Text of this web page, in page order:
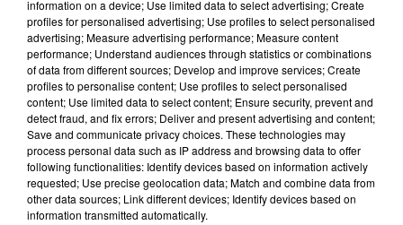
3h26
3h26
AMIR FEAT. INDILA
Carrousel
3h22
3h22
BRUNO MARS
information on a device; Use limited data to select advertising; Create
profiles for personalised advertising; Use profiles to select personalised
advertising; Measure advertising performance; Measure content
performance; Understand audiences through statistics or combinations
of data from different sources; Develop and improve services; Create
profiles to personalise content; Use profiles to select personalised
content; Use limited data to select content; Ensure security, prevent and
detect fraud, and fix errors; Deliver and present advertising and content;
Save and communicate privacy choices. These technologies may
process personal data such as IP address and browsing data to offer
following functionalities: Identify devices based on information actively
requested; Use precise geolocation data; Match and combine data from
other data sources; Link different devices; Identify devices based on
information transmitted automatically.